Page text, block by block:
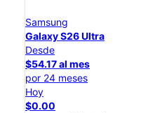
Samsung
Galaxy S26 Ultra
Desde
$54.17 al mes
por 24 meses
Hoy
$0.00